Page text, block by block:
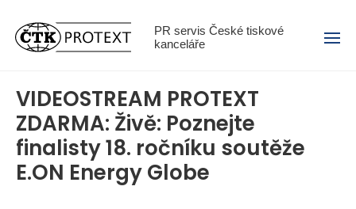
PR servis České tiskové
kanceláře
Menu
VIDEOSTREAM PROTEXT
ZDARMA: Živě: Poznejte
finalisty 18. ročníku soutěže
E.ON Energy Globe